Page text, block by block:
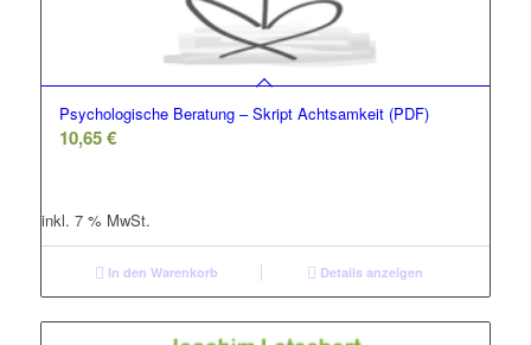
Psychologische Beratung – Skript Achtsamkeit (PDF)
10,65€
inkl. 7 % MwSt.
In den Warenkorb Details anzeigen